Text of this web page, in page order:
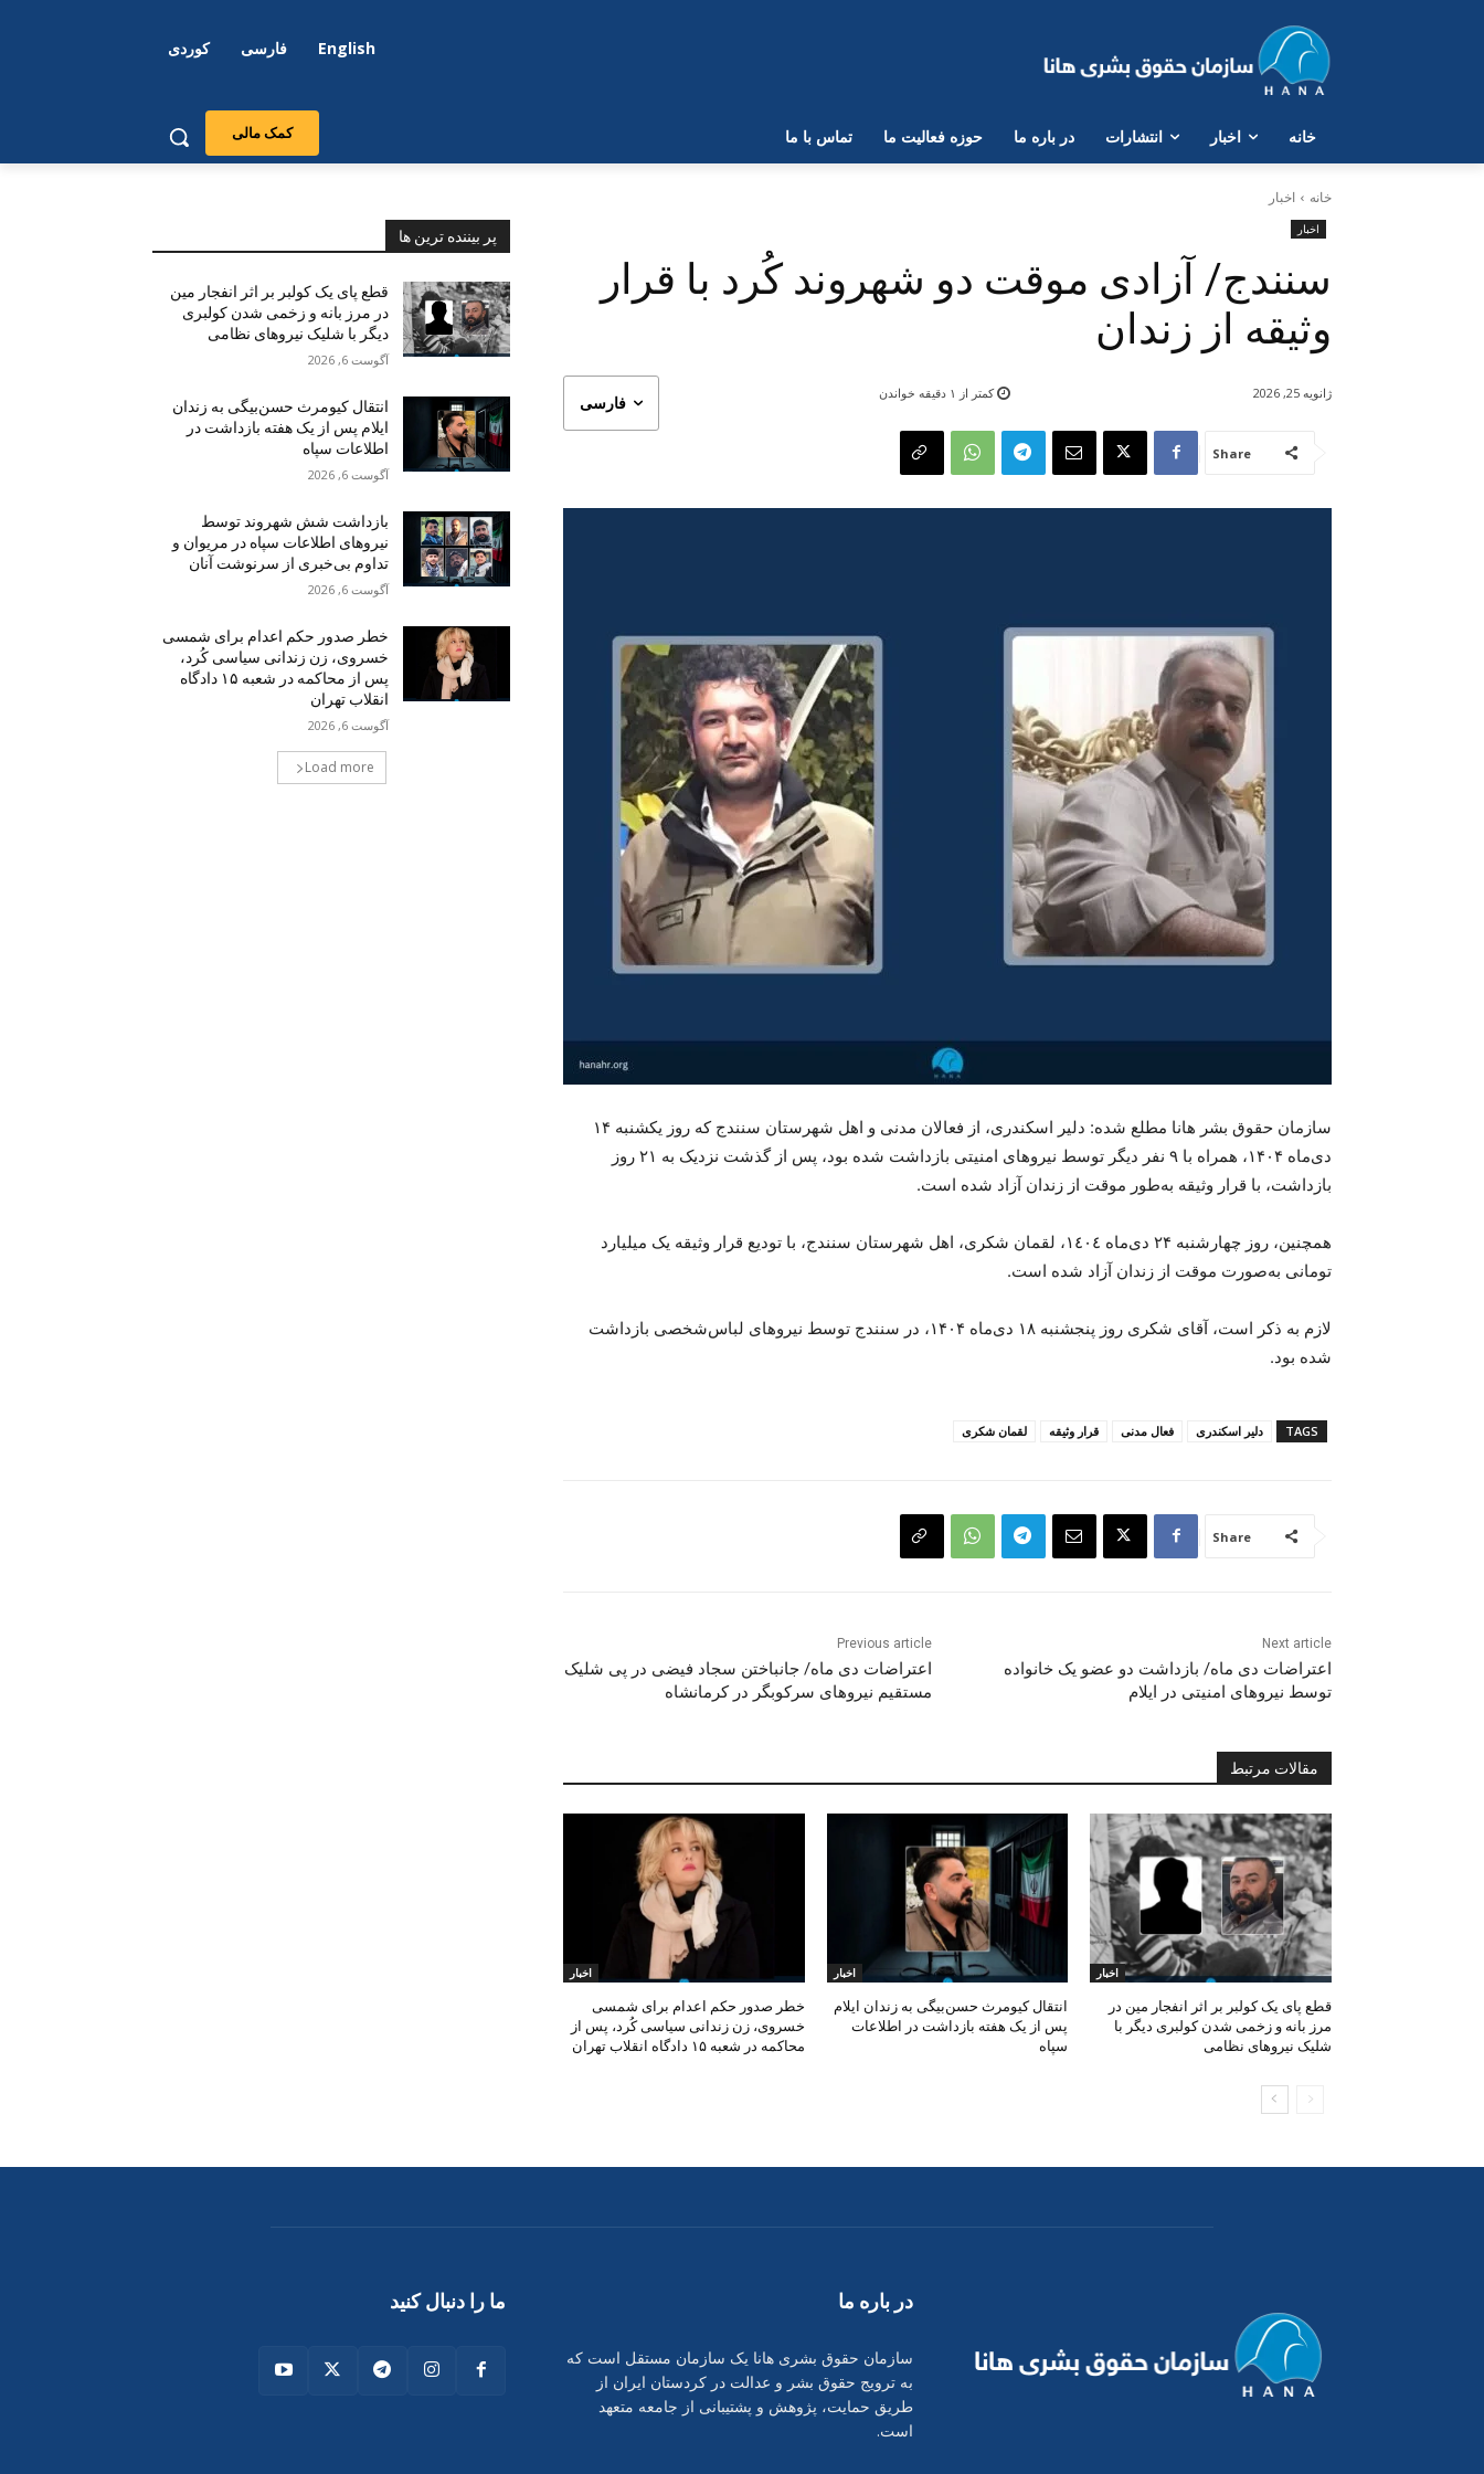
English فارسی کوردی
کمک مالی خانە اخبار انتشارات در بارە ما حوزه فعالیت ما تماس با ما
خانه اخبار
اخبار
سنندج/ آزادی موقت دو شهروند کُرد با قرار
وثیقه از زندان
فارسی کمتر از ۱ دقیقه خواندن ژانویه 25, 2026
Share
سازمان حقوق بشر هانا مطلع شده: دلیر اسکندری، از فعالان مدنی و اهل شهرستان سنندج که روز یکشنبە ۱۴
دی‌ماه ۱۴۰۴، همراه با ۹ نفر دیگر توسط نیروهای امنیتی بازداشت شده بود، پس از گذشت نزدیک به ۲۱ روز
بازداشت، با قرار وثیقه به‌طور موقت از زندان آزاد شدە است.
همچنین، روز چهارشنبە ۲۴ دی‌ماه ١٤٠٤، لقمان شکری، اهل شهرستان سنندج، با تودیع قرار وثیقه یک میلیارد
تومانی به‌صورت موقت از زندان آزاد شده است.
لازم بە ذکر است، آقای شکری روز پنجشنبە ۱۸ دی‌ماه ۱۴۰۴، در سنندج توسط نیروهای لباس‌شخصی بازداشت
شدە بود.
TAGS دلیر اسکندری فعال مدنی قرار وثیقە لقمان شکری
Share
Previous article
اعتراضات دی ماە/ جانباختن سجاد فیضی در پی شلیک
مستقیم نیروهای سرکوبگر در کرمانشاە
Next article
اعتراضات دی ماە/ بازداشت دو عضو یک خانواده
توسط نیروهای امنیتی در ایلام
مقالات مرتبط
اخبار
قطع پای یک کولبر بر اثر انفجار مین در
مرز بانه و زخمی شدن کولبری دیگر با
شلیک نیروهای نظامی
اخبار
انتقال کیومرث حسن‌بیگی به زندان ایلام
پس از یک هفته بازداشت در اطلاعات
سپاه
اخبار
خطر صدور حکم اعدام برای شمسی
خسروی، زن زندانی سیاسی کُرد، پس از
محاکمه در شعبه ۱۵ دادگاه انقلاب تهران
پر بیننده ترین ها
قطع پای یک کولبر بر اثر انفجار مین
در مرز بانه و زخمی شدن کولبری
دیگر با شلیک نیروهای نظامی
آگوست 6, 2026
انتقال کیومرث حسن‌بیگی به زندان
ایلام پس از یک هفته بازداشت در
اطلاعات سپاه
آگوست 6, 2026
بازداشت شش شهروند توسط
نیروهای اطلاعات سپاە در مریوان و
تداوم بی‌خبری از سرنوشت آنان
آگوست 6, 2026
خطر صدور حکم اعدام برای شمسی
خسروی، زن زندانی سیاسی کُرد،
پس از محاکمه در شعبه ۱۵ دادگاه
انقلاب تهران
آگوست 6, 2026
Load more
ما را دنبال کنید در بارە ما
سازمان حقوق بشری هانا یک سازمان مستقل است که
به ترویج حقوق بشر و عدالت در کردستان ایران از
طریق حمایت، پژوهش و پشتیبانی از جامعه متعهد
است.